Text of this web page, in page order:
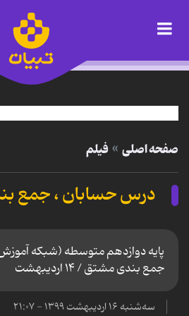
صفحه اصلی فیلم
درس حسابان ، جمع
پایه دوازدهم متوسطه (شبکه
جمع بندی مشتق / ۱۴ اردیبهشت
سه‌شنبه ۱۶ اردیبهشت ۱۳۹۹ - ۲۱:۰۷